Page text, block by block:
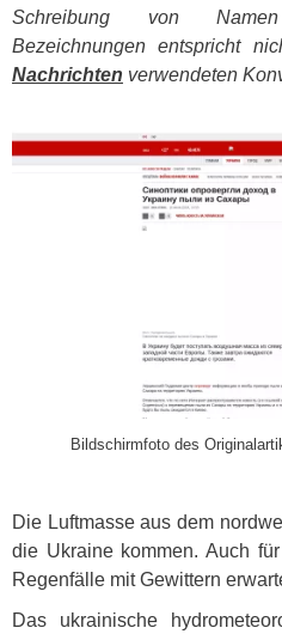
Schreibung von
Bezeichnungen entspricht
Nachrichten verwendeten
Bildschirmfoto des
Die Luftmasse aus dem
die Ukraine kommen. Auch
Regenfälle mit Gewittern
Das ukrainische